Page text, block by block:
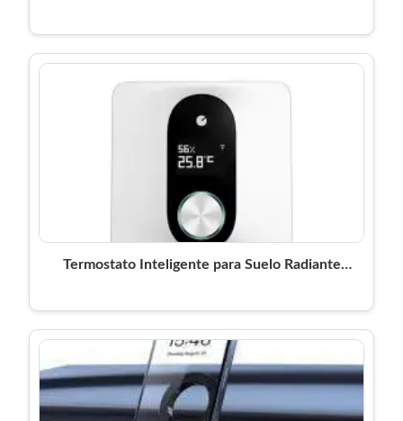
Termostato Inteligente para Suelo Radiante